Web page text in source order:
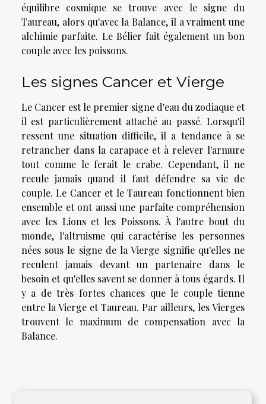
équilibre cosmique se trouve avec le signe du
Taureau, alors qu'avec la Balance, il a vraiment une
alchimie parfaite. Le Bélier fait également un bon
couple avec les poissons.
Les signes Cancer et Vierge
Le Cancer est le premier signe d'eau du zodiaque et
il est particulièrement attaché au passé. Lorsqu'il
ressent une situation difficile, il a tendance à se
retrancher dans la carapace et à relever l'armure
tout comme le ferait le crabe. Cependant, il ne
recule jamais quand il faut défendre sa vie de
couple. Le Cancer et le Taureau fonctionnent bien
ensemble et ont aussi une parfaite compréhension
avec les Lions et les Poissons. À l'autre bout du
monde, l'altruisme qui caractérise les personnes
nées sous le signe de la Vierge signifie qu'elles ne
reculent jamais devant un partenaire dans le
besoin et qu'elles savent se donner à tous égards. Il
y a de très fortes chances que le couple tienne
entre la Vierge et Taureau. Par ailleurs, les Vierges
trouvent le maximum de compensation avec la
Balance.